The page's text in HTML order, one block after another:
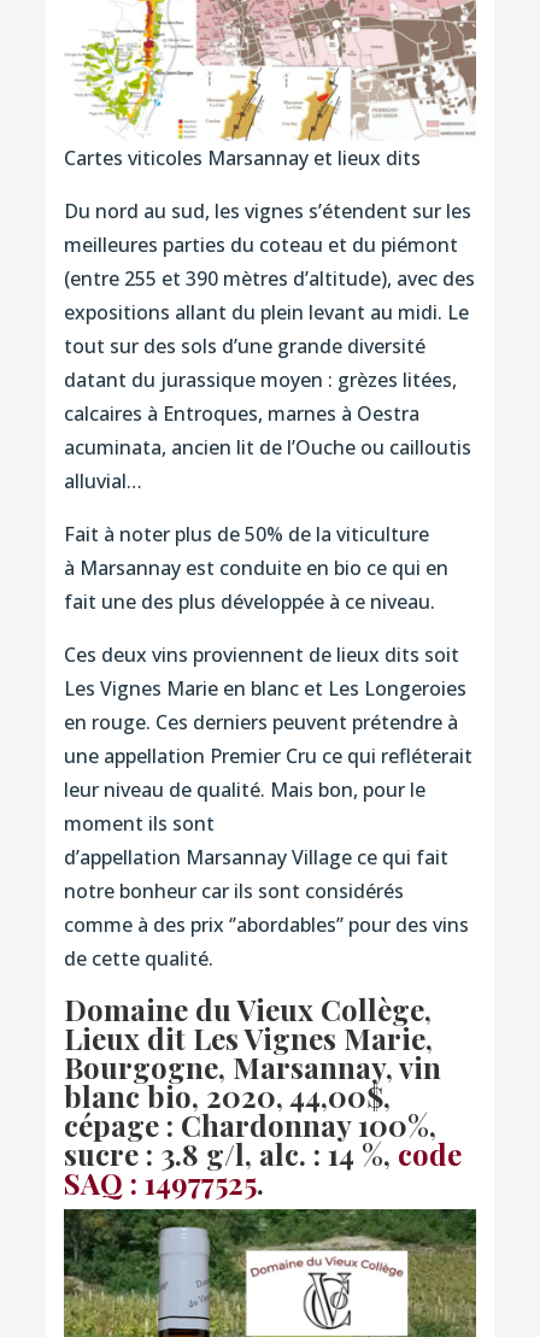
Cartes viticoles Marsannay et lieux dits
Du nord au sud, les vignes s’étendent sur les
meilleures parties du coteau et du piémont
(entre 255 et 390 mètres d’altitude), avec des
expositions allant du plein levant au midi. Le
tout sur des sols d’une grande diversité
datant du jurassique moyen : grèzes litées,
calcaires à Entroques, marnes à Oestra
acuminata, ancien lit de l’Ouche ou cailloutis
alluvial…
Fait à noter plus de 50% de la viticulture
à Marsannay est conduite en bio ce qui en
fait une des plus développée à ce niveau.
Ces deux vins proviennent de lieux dits soit
Les Vignes Marie en blanc et Les Longeroies
en rouge. Ces derniers peuvent prétendre à
une appellation Premier Cru ce qui refléterait
leur niveau de qualité. Mais bon, pour le
moment ils sont
d’appellation Marsannay Village ce qui fait
notre bonheur car ils sont considérés
comme à des prix ‘’abordables’’ pour des vins
de cette qualité.
Domaine du Vieux Collège,
Lieux dit Les Vignes Marie,
Bourgogne, Marsannay, vin
blanc bio, 2020, 44,00$,
cépage : Chardonnay 100%,
sucre : 3.8 g/l, alc. : 14 %, code
SAQ : 14977525.